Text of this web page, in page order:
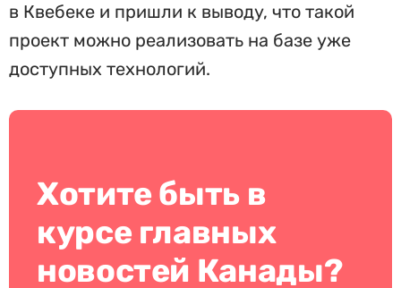
в Квебеке и пришли к выводу, что такой
проект можно реализовать на базе уже
доступных технологий.
Хотите быть в
курсе главных
новостей Канады?